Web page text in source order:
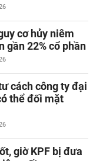
cơ hủy niêm
gần 22% cổ phần
cách công ty đại
thể đối mặt
giờ KPF bị đưa